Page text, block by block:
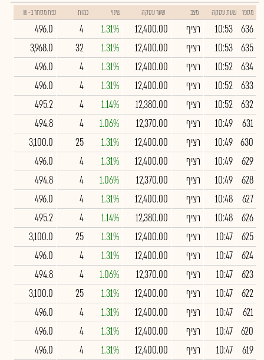
מספר שעת עסקה מצב שער עסקה שינוי כמות נפח מסחר ב- ₪
636
10:53 רציף 12,400.00
1.31%
4
496.0
635
10:53 רציף 12,400.00
1.31%
32
3,968.0
634
10:52 רציף 12,400.00
1.31%
4
496.0
633
10:52 רציף 12,400.00
1.31%
4
496.0
632
10:52 רציף 12,380.00
1.14%
4
495.2
631
10:49 רציף 12,370.00
1.06%
4
494.8
630
10:49 רציף 12,400.00
1.31%
25
3,100.0
629
10:49 רציף 12,400.00
1.31%
4
496.0
628
10:49 רציף 12,370.00
1.06%
4
494.8
627
10:48 רציף 12,400.00
1.31%
4
496.0
626
10:48 רציף 12,380.00
1.14%
4
495.2
625
10:47 רציף 12,400.00
1.31%
25
3,100.0
624
10:47 רציף 12,400.00
1.31%
4
496.0
623
10:47 רציף 12,370.00
1.06%
4
494.8
622
10:47 רציף 12,400.00
1.31%
25
3,100.0
621
10:47 רציף 12,400.00
1.31%
4
496.0
620
10:47 רציף 12,400.00
1.31%
4
496.0
619
10:47 רציף 12,400.00
1.31%
4
496.0